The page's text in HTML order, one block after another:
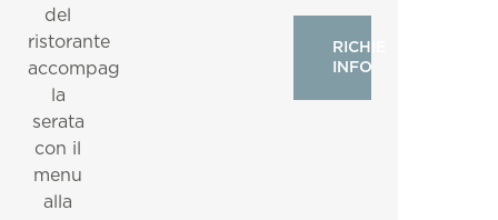
del
ristorante
accompagna
la
serata
con il
menu
alla
RICHIEDI
INFO